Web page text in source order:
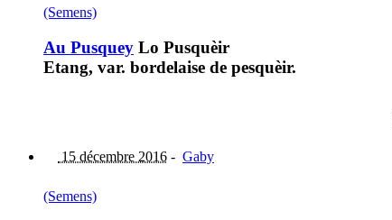
(Semens)
Au Pusquey Lo Pusquèir
Etang, var. bordelaise de pesquèir.
15 décembre 2016 - Gaby
(Semens)